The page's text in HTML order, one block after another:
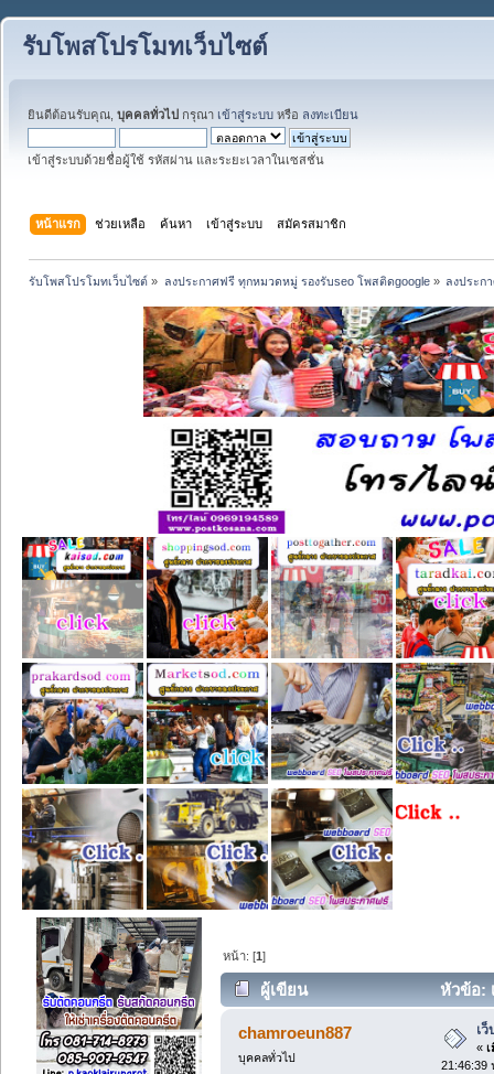
รับโพสโปรโมทเว็บไซต์
ยินดีต้อนรับคุณ, บุคคลทั่วไป กรุณา เข้าสู่ระบบ หรือ ลงทะเบียน
เข้าสู่ระบบด้วยชื่อผู้ใช้ รหัสผ่าน และระยะเวลาในเซสชั่น
หน้าแรก ช่วยเหลือ ค้นหา เข้าสู่ระบบ สมัครสมาชิก
รับโพสโปรโมทเว็บไซต์ » ลงประกาศฟรี ทุกหมวดหมู่ รองรับseo โพสติดgoogle» ลงประก
หน้า: [1]
ผู้เขียน หัวข้อ:
chamroeun887
บุคคลทั่วไป
เ
«
21:46:39